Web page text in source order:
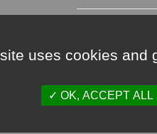
uses cookies and
OK, ACCEPT ALL